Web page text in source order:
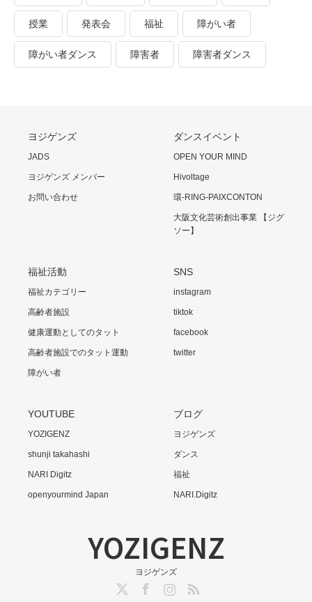
授業 発表会 福祉 障がい者
障がい者ダンス 障害者 障害者ダンス
ヨジゲンズ
JADS
ヨジゲンズ メンバー
お問い合わせ
ダンスイベント
OPEN YOUR MIND
Hivoltage
環-RING-PAIXCONTON
大阪文化芸術創出事業 【ジグ
ソー】
福祉活動
福祉カテゴリー
高齢者施設
健康運動としてのタット
高齢者施設でのタット運動
障がい者
SNS
instagram
tiktok
facebook
twitter
YOUTUBE
YOZIGENZ
shunji takahashi
NARI Digitz
openyourmind Japan
ブログ
ヨジゲンズ
ダンス
福祉
NARI.Digitz
YOZIGENZ
ヨジゲンズ
InstagramRSS